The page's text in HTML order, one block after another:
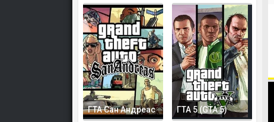
ГТА Сан Андреас ГТА 5 (GTA 5)